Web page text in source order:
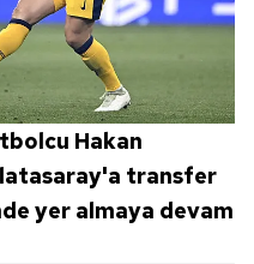
Hakan
transfer
yer almaya devam